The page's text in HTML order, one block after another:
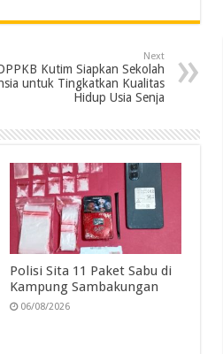
Next
Kutim Siapkan Sekolah
untuk Tingkatkan Kualitas
Hidup Usia Senja
Polisi Sita 11 Paket Sabu di
Kampung Sambakungan
06/08/2026